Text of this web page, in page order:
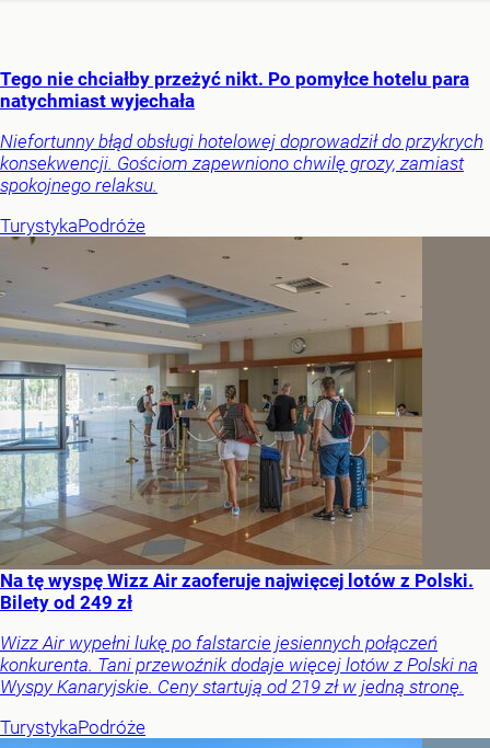
Tego nie chciałby przeżyć nikt. Po pomyłce hotelu para
natychmiast wyjechała
Niefortunny błąd obsługi hotelowej doprowadził do przykrych
konsekwencji. Gościom zapewniono chwilę grozy, zamiast
spokojnego relaksu.
TurystykaPodróże
Na tę wyspę Wizz Air zaoferuje najwięcej lotów z Polski.
Bilety od 249 zł
Wizz Air wypełni lukę po falstarcie jesiennych połączeń
konkurenta. Tani przewoźnik dodaje więcej lotów z Polski na
Wyspy Kanaryjskie. Ceny startują od 219 zł w jedną stronę.
TurystykaPodróże